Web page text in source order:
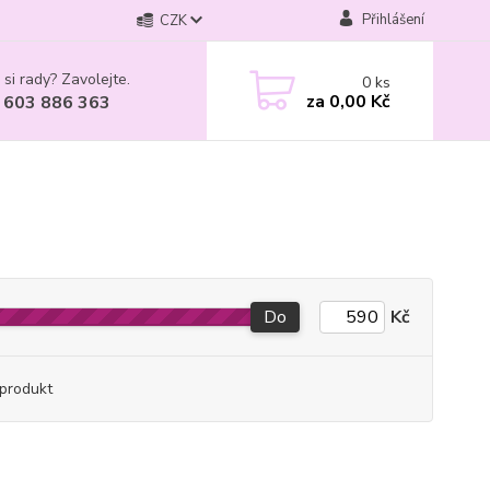
CZK Přihlášení
rady? Zavolejte.
886 363
0ks
za 0,00 Kč
Do Kč